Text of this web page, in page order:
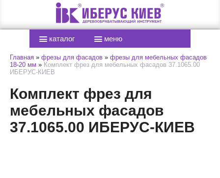
каталог меню
Главная » фрезы для фасадов » фрезы для мебельных фасадов
18-20 мм » Комплект фрез для мебельных фасадов 37.1065.00
ИБЕРУС-КИЕВ
Комплект фрез для
мебельных фасадов
37.1065.00 ИБЕРУС-КИЕВ